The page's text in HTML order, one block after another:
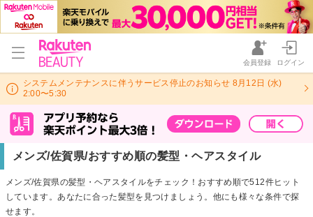
会員登録 ログイン
システムメンテナンスに伴うサービス停止のお知らせ 8月12日 (水)
2:00〜5:30
メンズ/佐賀県/おすすめ順の髪型・ヘアスタイル
メンズ/佐賀県の髪型・ヘアスタイルをチェック！おすすめ順で512件ヒット
しています。あなたに合った髪型を見つけましょう。他にも様々な条件で探
せます。